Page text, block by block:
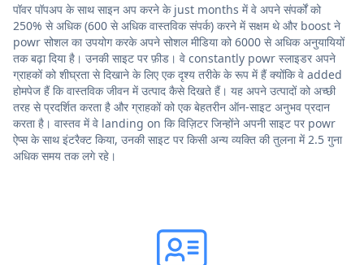
पॉवर पॉपअप के साथ साइन अप करने के just months में वे अपने संपर्कों को
250% से अधिक (600 से अधिक वास्तविक संपर्क) करने में सक्षम थे और boost ने
powr सोशल का उपयोग करके अपने सोशल मीडिया को 6000 से अधिक अनुयायियों
तक बढ़ा दिया है। उनकी साइट पर फ़ीड। वे constantly powr स्लाइडर अपने
ग्राहकों को शीघ्रता से दिखाने के लिए एक दृश्य तरीके के रूप में हैं क्योंकि वे added
होमपेज हैं कि वास्तविक जीवन में उत्पाद कैसे दिखते हैं। यह अपने उत्पादों को अच्छी
तरह से प्रदर्शित करता है और ग्राहकों को एक बेहतरीन ऑन-साइट अनुभव प्रदान
करता है। वास्तव में वे landing on कि विज़िटर जिन्होंने अपनी साइट पर powr
ऐप्स के साथ इंटरैक्ट किया, उनकी साइट पर किसी अन्य व्यक्ति की तुलना में 2.5 गुना
अधिक समय तक लगे रहे।